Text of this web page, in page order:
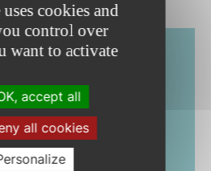
vous !
cookies and
control over
want to activate
accept all
all cookies